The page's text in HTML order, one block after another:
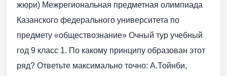
жюри) Межрегиональная предметная олимпиада
Казанского федерального университета по
предмету «обществознание» Очный тур учебный
год 9 класс 1. По какому принципу образован этот
ряд? Ответьте максимально точно: А.Тойнби,